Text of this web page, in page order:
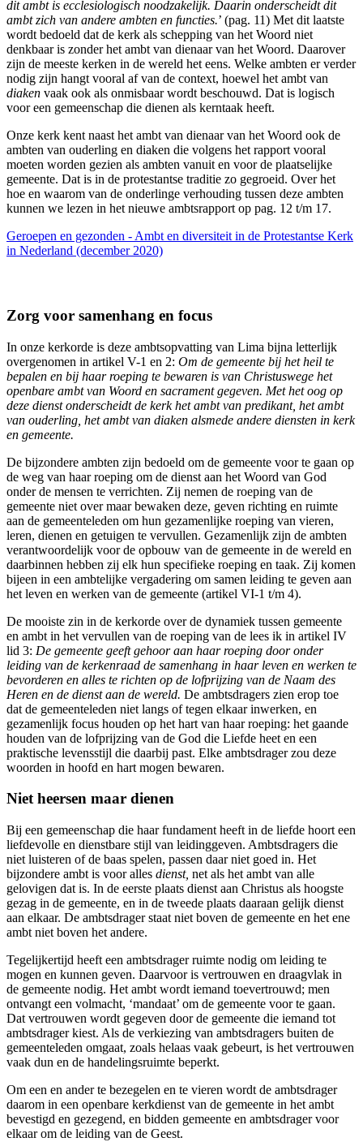
dit ambt is ecclesiologisch noodzakelijk. Daarin onderscheidt dit
ambt zich van andere ambten en functies.’ (pag. 11) Met dit laatste
wordt bedoeld dat de kerk als schepping van het Woord niet
denkbaar is zonder het ambt van dienaar van het Woord. Daarover
zijn de meeste kerken in de wereld het eens. Welke ambten er verder
nodig zijn hangt vooral af van de context, hoewel het ambt van
diaken vaak ook als onmisbaar wordt beschouwd. Dat is logisch
voor een gemeenschap die dienen als kerntaak heeft.
Onze kerk kent naast het ambt van dienaar van het Woord ook de
ambten van ouderling en diaken die volgens het rapport vooral
moeten worden gezien als ambten vanuit en voor de plaatselijke
gemeente. Dat is in de protestantse traditie zo gegroeid. Over het
hoe en waarom van de onderlinge verhouding tussen deze ambten
kunnen we lezen in het nieuwe ambtsrapport op pag. 12 t/m 17.
Geroepen en gezonden - Ambt en diversiteit in de Protestantse Kerk
in Nederland (december 2020)
Zorg voor samenhang en focus
In onze kerkorde is deze ambtsopvatting van Lima bijna letterlijk
overgenomen in artikel V-1 en 2: Om de gemeente bij het heil te
bepalen en bij haar roeping te bewaren is van Christuswege het
openbare ambt van Woord en sacrament gegeven. Met het oog op
deze dienst onderscheidt de kerk het ambt van predikant, het ambt
van ouderling, het ambt van diaken alsmede andere diensten in kerk
en gemeente.
De bijzondere ambten zijn bedoeld om de gemeente voor te gaan op
de weg van haar roeping om de dienst aan het Woord van God
onder de mensen te verrichten. Zij nemen de roeping van de
gemeente niet over maar bewaken deze, geven richting en ruimte
aan de gemeenteleden om hun gezamenlijke roeping van vieren,
leren, dienen en getuigen te vervullen. Gezamenlijk zijn de ambten
verantwoordelijk voor de opbouw van de gemeente in de wereld en
daarbinnen hebben zij elk hun specifieke roeping en taak. Zij komen
bijeen in een ambtelijke vergadering om samen leiding te geven aan
het leven en werken van de gemeente (artikel VI-1 t/m 4).
De mooiste zin in de kerkorde over de dynamiek tussen gemeente
en ambt in het vervullen van de roeping van de lees ik in artikel IV
lid 3: De gemeente geeft gehoor aan haar roeping door onder
leiding van de kerkenraad de samenhang in haar leven en werken te
bevorderen en alles te richten op de lofprijzing van de Naam des
Heren en de dienst aan de wereld. De ambtsdragers zien erop toe
dat de gemeenteleden niet langs of tegen elkaar inwerken, en
gezamenlijk focus houden op het hart van haar roeping: het gaande
houden van de lofprijzing van de God die Liefde heet en een
praktische levensstijl die daarbij past. Elke ambtsdrager zou deze
woorden in hoofd en hart mogen bewaren.
Niet heersen maar dienen
Bij een gemeenschap die haar fundament heeft in de liefde hoort een
liefdevolle en dienstbare stijl van leidinggeven. Ambtsdragers die
niet luisteren of de baas spelen, passen daar niet goed in. Het
bijzondere ambt is voor alles dienst, net als het ambt van alle
gelovigen dat is. In de eerste plaats dienst aan Christus als hoogste
gezag in de gemeente, en in de tweede plaats daaraan gelijk dienst
aan elkaar. De ambtsdrager staat niet boven de gemeente en het ene
ambt niet boven het andere.
Tegelijkertijd heeft een ambtsdrager ruimte nodig om leiding te
mogen en kunnen geven. Daarvoor is vertrouwen en draagvlak in
de gemeente nodig. Het ambt wordt iemand toevertrouwd; men
ontvangt een volmacht, ‘mandaat’ om de gemeente voor te gaan.
Dat vertrouwen wordt gegeven door de gemeente die iemand tot
ambtsdrager kiest. Als de verkiezing van ambtsdragers buiten de
gemeenteleden omgaat, zoals helaas vaak gebeurt, is het vertrouwen
vaak dun en de handelingsruimte beperkt.
Om een en ander te bezegelen en te vieren wordt de ambtsdrager
daarom in een openbare kerkdienst van de gemeente in het ambt
bevestigd en gezegend, en bidden gemeente en ambtsdrager voor
elkaar om de leiding van de Geest.